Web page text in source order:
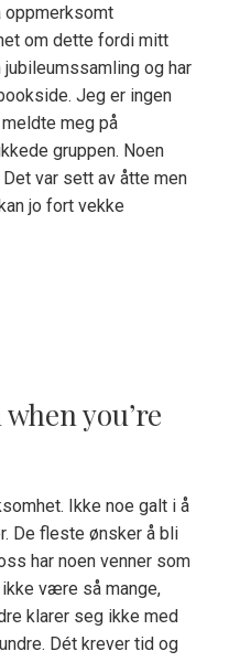
oppmerksomt
om dette fordi mitt
og har
Jeg er ingen
meg på
gruppen. Noen
var sett av åtte men
jo fort vekke
you’re
Ikke noe galt i å
De fleste ønsker å bli
har noen venner som
være så mange,
klarer seg ikke med
Dét krever tid og